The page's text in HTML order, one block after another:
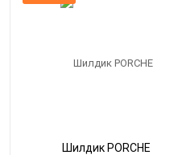
Шилдик PORCHE